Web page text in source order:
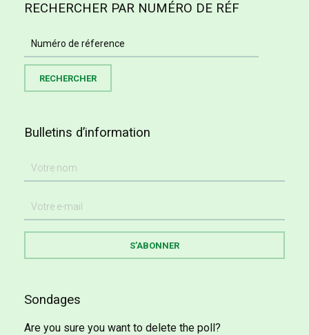
RECHERCHER PAR NUMÉRO DE RÉF
Bulletins d’information
Sondages
Are you sure you want to delete the poll?